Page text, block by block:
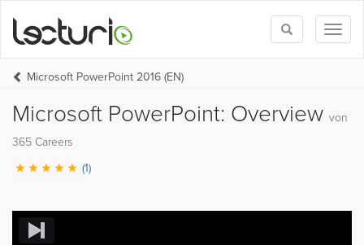
Toggle
search
Microsoft PowerPoint 2016 (EN)
Microsoft PowerPoint: Overview von
365 Careers
(1)